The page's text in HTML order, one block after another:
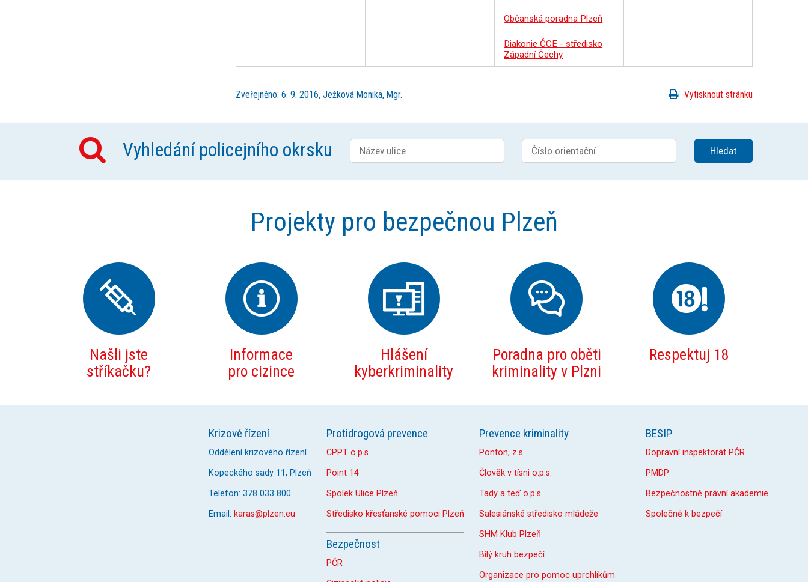
Občanská poradna Plzeň
Diakonie ČCE - středisko
Západní Čechy
Zveřejněno: 6. 9. 2016, Ježková Monika, Mgr. Vytisknout stránku
Vyhledání policejního okrsku
Projekty pro bezpečnou Plzeň
Našli jste
stříkačku?
Informace
pro cizince
Hlášení
kyberkriminality
Poradna pro oběti
kriminality v Plzni
Respektuj 18
Krizové řízení
Oddělení krizového řízení
Kopeckého sady 11, Plzeň
Telefon: 378 033 800
Email: karas@plzen.eu
Protidrogová prevence
CPPT o.p.s.
Point 14
Spolek Ulice Plzeň
Středisko křesťanské pomoci Plzeň
Bezpečnost
PČR
Prevence kriminality
Ponton, z.s.
Člověk v tísni o.p.s.
Tady a teď o.p.s.
Salesiánské středisko mládeže
SHM Klub Plzeň
Bílý kruh bezpečí
Organizace pro pomoc uprchlíkům
BESIP
Dopravní inspektorát PČR
PMDP
Bezpečnostně právní akademie
Společně k bezpečí